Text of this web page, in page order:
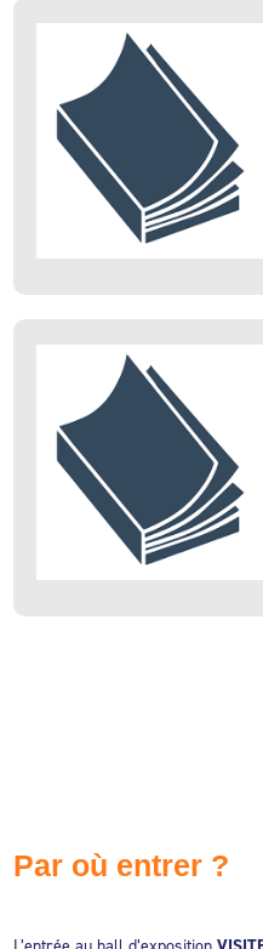
Par où entrer ?
L’entrée au hall d’exposition